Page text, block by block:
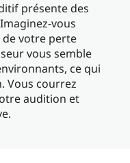
présente des
vous
de votre perte
vous semble
ce qui
Vous courrez
audition et